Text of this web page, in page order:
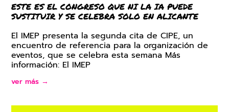
ESTE ES EL CONGRESO QUE NI LA IA PUEDE
SUSTITUIR Y SE CELEBRA SOLO EN ALICANTE
El IMEP presenta la segunda cita de CIPE, un
encuentro de referencia para la organización de
eventos, que se celebra esta semana Más
información: El IMEP
ver más →